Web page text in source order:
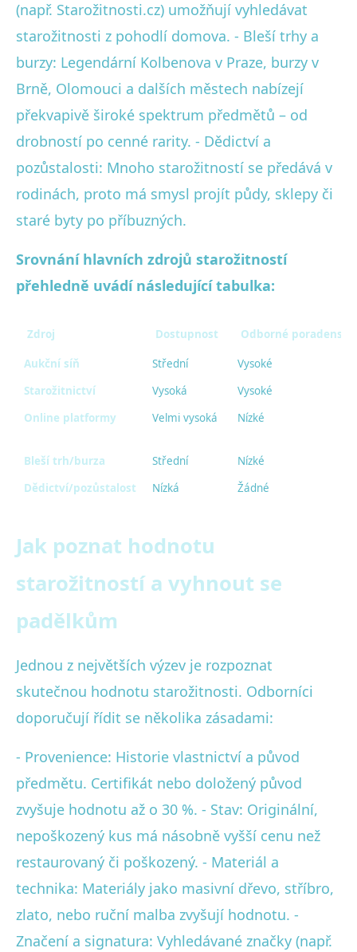
(např. Starožitnosti.cz) umožňují vyhledávat
starožitnosti z pohodlí domova. - Bleší trhy a
burzy: Legendární Kolbenova v Praze, burzy v
Brně, Olomouci a dalších městech nabízejí
překvapivě široké spektrum předmětů – od
drobností po cenné rarity. - Dědictví a
pozůstalosti: Mnoho starožitností se předává v
rodinách, proto má smysl projít půdy, sklepy či
staré byty po příbuzných.
Srovnání hlavních zdrojů starožitností
přehledně uvádí následující tabulka:
Zdroj Dostupnost Odborné poradenství
Aukční síň Střední
Vysoké
Starožitnictví
Vysoká
Vysoké
Online platformy
Velmi vysoká Nízké
Bleší trh/burza Střední
Nízké
Dědictví/pozůstalost
Nízká Žádné
Jak poznat hodnotu
starožitností a vyhnout se
padělkům
Jednou z největších výzev je rozpoznat
skutečnou hodnotu starožitnosti. Odborníci
doporučují řídit se několika zásadami:
- Provenience: Historie vlastnictví a původ
předmětu. Certifikát nebo doložený původ
zvyšuje hodnotu až o 30 %. - Stav: Originální,
nepoškozený kus má násobně vyšší cenu než
restaurovaný či poškozený. - Materiál a
technika: Materiály jako masivní dřevo, stříbro,
zlato, nebo ruční malba zvyšují hodnotu. -
Značení a signatura: Vyhledávané značky (např.